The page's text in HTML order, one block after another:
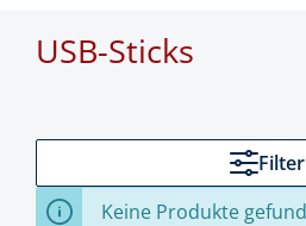
USB-Sticks
Filter
Keine Produkte